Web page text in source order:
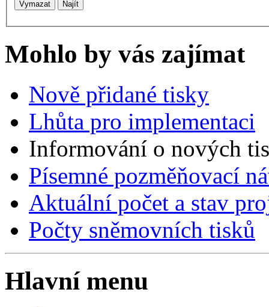
Vymazat Najít
Mohlo by vás zajímat
Nově přidané tisky
Lhůta pro implementaci
Informování o nových
Písemné pozměňovací
Aktuální počet a stav
Počty sněmovních tisků
Hlavní menu